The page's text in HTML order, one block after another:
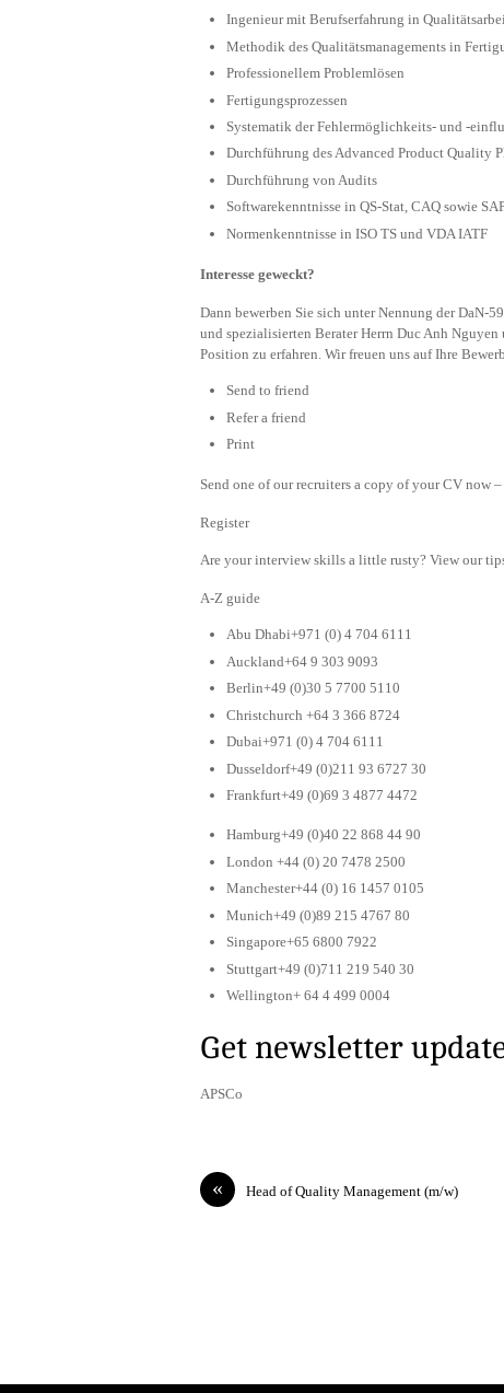
Ingenieur mit Berufserfahrung in
Methodik des Qualitätsmanagements in
Professionellem Problemlösen
Fertigungsprozessen
Systematik der Fehlermöglichkeits- und -
Durchführung des Advanced Product Quality
Durchführung von Audits
Softwarekenntnisse in QS-Stat, CAQ sowie
Normenkenntnisse in ISO TS und VDA IATF
Interesse geweckt?
Dann bewerben Sie sich unter Nennung der DaN-
und spezialisierten Berater Herrn Duc Anh
Position zu erfahren. Wir freuen uns auf Ihre
Send to friend
Refer a friend
Print
Send one of our recruiters a copy of your CV now
Register
Are your interview skills a little rusty? View our
A-Z guide
Abu Dhabi+971 (0) 4 704 6111
Auckland+64 9 303 9093
Berlin+49 (0)30 5 7700 5110
Christchurch +64 3 366 8724
Dubai+971 (0) 4 704 6111
Dusseldorf+49 (0)211 93 6727 30
Frankfurt+49 (0)69 3 4877 4472
Hamburg+49 (0)40 22 868 44 90
London +44 (0) 20 7478 2500
Manchester+44 (0) 16 1457 0105
Munich+49 (0)89 215 4767 80
Singapore+65 6800 7922
Stuttgart+49 (0)711 219 540 30
Wellington+ 64 4 499 0004
Get newsletter
APSCo
« Head of Quality Management (m/w)